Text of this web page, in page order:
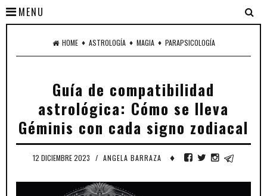
MENU
HOME ♦ ASTROLOGÍA ♦ MAGIA ♦ PARAPSICOLOGÍA
Guía de compatibilidad
astrológica: Cómo se lleva
Géminis con cada signo zodiacal
12 DICIEMBRE 2023 / ANGELA BARRAZA ♦